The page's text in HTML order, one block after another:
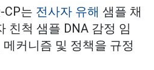
CP는 전사자 유해 샘플 채
친척 샘플 DNA 감정 임
커니즘 및 정책을 규정